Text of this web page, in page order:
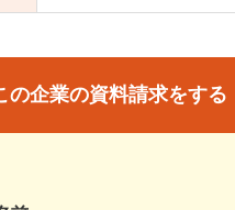
の企業の資料請求をする